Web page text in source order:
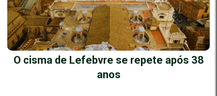
O cisma de Lefebvre se repete após 38
anos